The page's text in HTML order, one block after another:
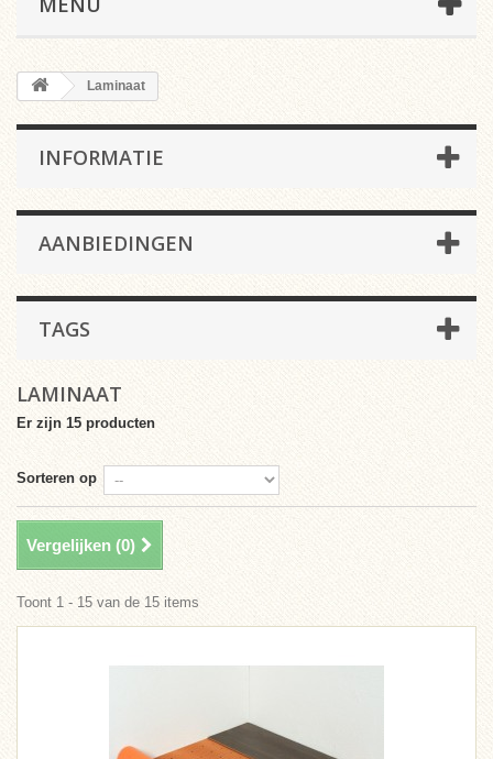
Laminaat
INFORMATIE
AANBIEDINGEN
TAGS
LAMINAAT
Er zijn 15 producten
Sorteren op
Vergelijken (0)
Toont 1 - 15 van de 15 items